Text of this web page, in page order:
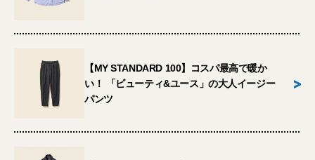
【MY STANDARD 100】コスパ最高で暖か
い！ 「ビューティ&ユース」の大人イージー
パンツ
>